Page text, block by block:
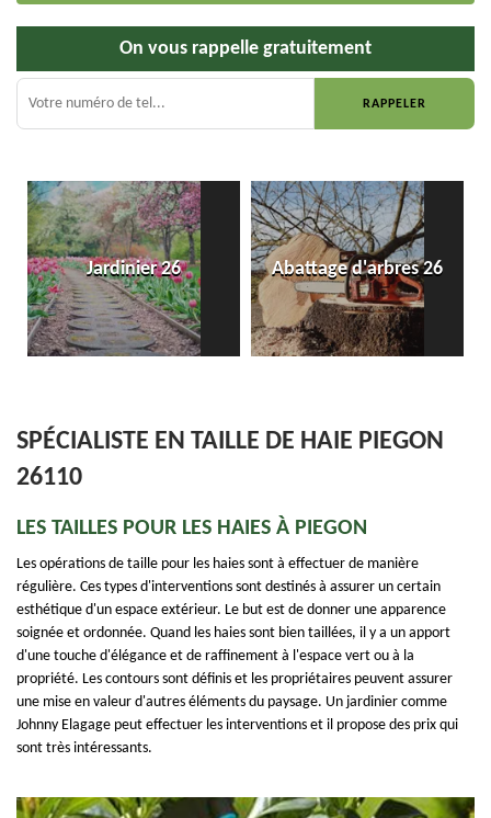
On vous rappelle gratuitement
Jardinier 26 Abattage d'arbres 26
SPÉCIALISTE EN TAILLE DE HAIE PIEGON
26110
LES TAILLES POUR LES HAIES À PIEGON
Les opérations de taille pour les haies sont à effectuer de manière
régulière. Ces types d'interventions sont destinés à assurer un certain
esthétique d'un espace extérieur. Le but est de donner une apparence
soignée et ordonnée. Quand les haies sont bien taillées, il y a un apport
d'une touche d'élégance et de raffinement à l'espace vert ou à la
propriété. Les contours sont définis et les propriétaires peuvent assurer
une mise en valeur d'autres éléments du paysage. Un jardinier comme
Johnny Elagage peut effectuer les interventions et il propose des prix qui
sont très intéressants.